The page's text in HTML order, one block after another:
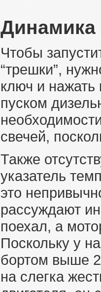
Динамика
Чтобы
“трешки”,
ключ и нажать
пуском
свечей,
Также
указатель
это
рассуждают
поехал, а
Поскольку у
бортом выше
на слегка